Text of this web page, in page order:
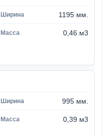
1195 мм.
0,46 м3
995 мм.
0,39 м3